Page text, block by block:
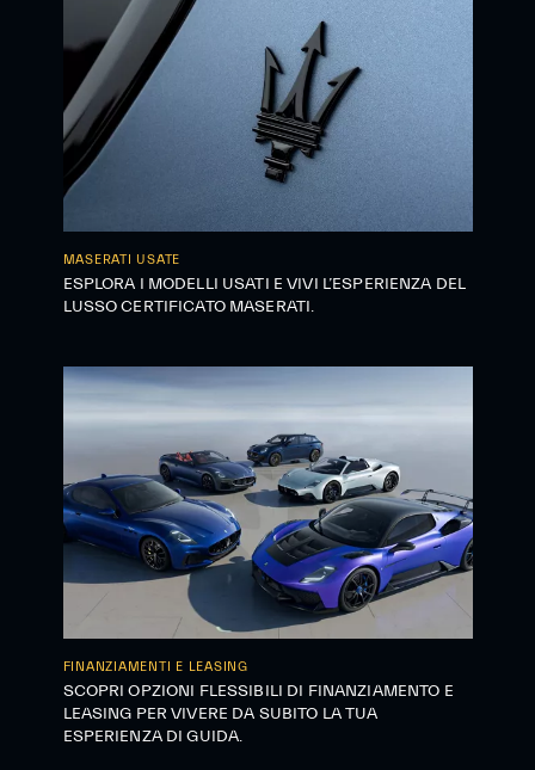
MASERATI USATE
ESPLORA I MODELLI USATI E VIVI L’ESPERIENZA DEL
LUSSO CERTIFICATO MASERATI.
FINANZIAMENTI E LEASING
SCOPRI OPZIONI FLESSIBILI DI FINANZIAMENTO E
LEASING PER VIVERE DA SUBITO LA TUA
ESPERIENZA DI GUIDA.